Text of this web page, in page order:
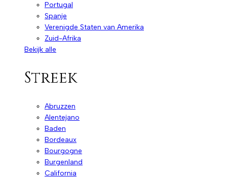
Portugal
Spanje
Verenigde Staten van Amerika
Zuid-Afrika
Bekijk alle
Streek
Abruzzen
Alentejano
Baden
Bordeaux
Bourgogne
Burgenland
California